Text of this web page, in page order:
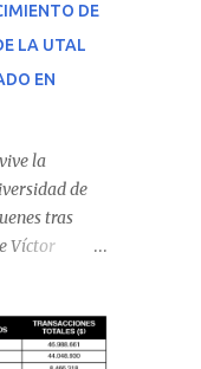
DE
LA UTAL
EN
la
de
tras
Víctor
antecedentes
a cumplir su